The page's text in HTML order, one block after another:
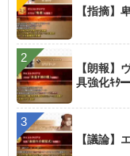
【指摘】
【朗報】
具強化
【議論】